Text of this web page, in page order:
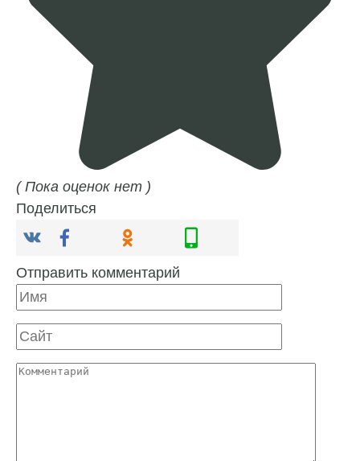
( Пока оценок нет )
Поделиться
Отправить комментарий
Имя
Сайт
Комментарий